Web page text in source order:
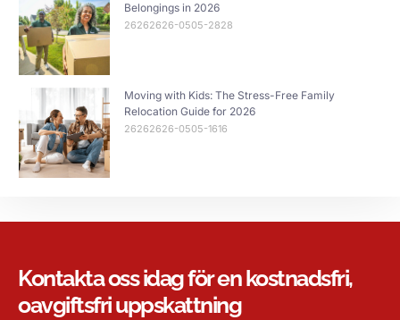
Belongings in 2026
26262626-0505-2828
Moving with Kids: The Stress-Free Family
Relocation Guide for 2026
26262626-0505-1616
Kontakta oss idag för en kostnadsfri,
oavgiftsfri uppskattning